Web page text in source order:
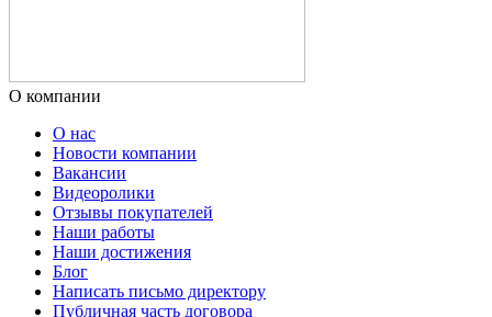
О компании
О нас
Новости компании
Вакансии
Видеоролики
Отзывы покупателей
Наши работы
Наши достижения
Блог
Написать письмо директору
Публичная часть договора